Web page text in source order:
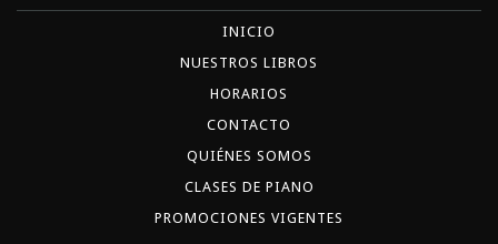
INICIO
NUESTROS LIBROS
HORARIOS
CONTACTO
QUIÉNES SOMOS
CLASES DE PIANO
PROMOCIONES VIGENTES